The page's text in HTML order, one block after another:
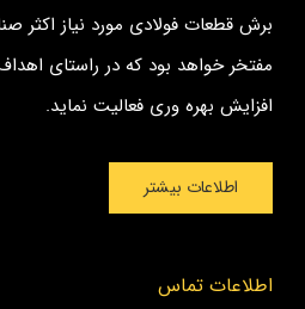
برش قطعات فولادی مورد نیاز اکثر
مفتخر خواهد بود که در راستای
افزایش بهره وری فعالیت نماید.
اطلاعات بیشتر
اطلاعات تماس